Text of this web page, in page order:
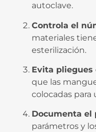
autoclave.
Controla el
materiales
esterilización.
Evita pliegues
que las
colocadas
Documenta el
parámetros y